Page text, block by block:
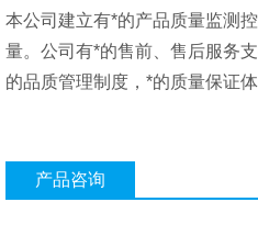
本公司建立有*的产品质量监测
量。公司有*的售前、售后服务
的品质管理制度，*的质量保证
产品咨询